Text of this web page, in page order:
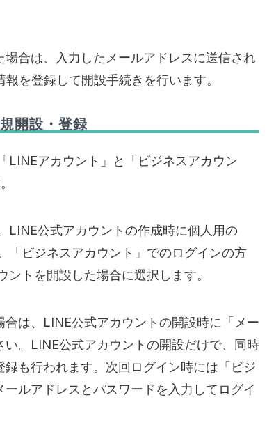
場合は、入力したメールアドレスに送信され
を登録して開設手続きを行います。
開設・登録
LINEアカウント」と「ビジネスアカウン
LINE公式アカウントの作成時に個人用の
「ビジネスアカウント」でのログインの方
トを開設した場合に選択します。
は、LINE公式アカウントの開設時に「メー
。LINE公式アカウントの開設だけで、同時
も行われます。次回ログイン時には「ビジ
ルアドレスとパスワードを入力してログイ